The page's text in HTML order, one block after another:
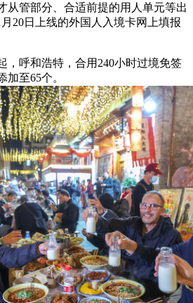
从管部分、合适前提的用人单元等出
20日上线的外国人入境卡网上填报
呼和浩特，合用240小时过境免签
加至65个。